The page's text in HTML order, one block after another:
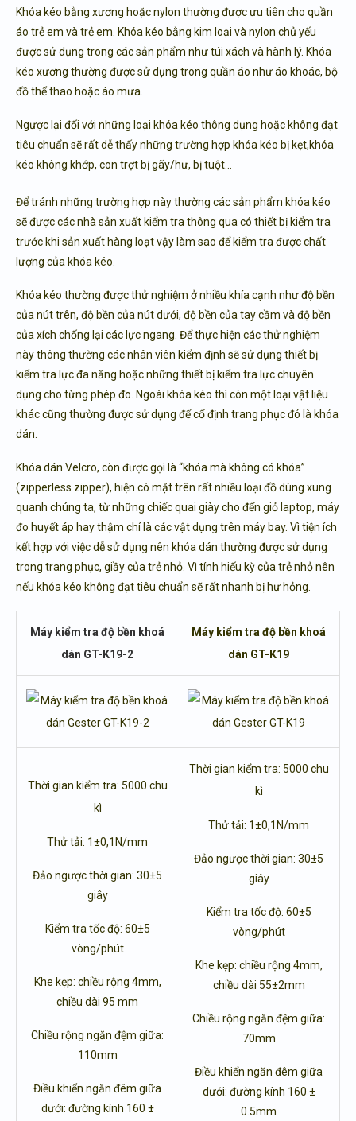
Khóa kéo bằng xương hoặc nylon thường được ưu tiên cho quần
áo trẻ em và trẻ em. Khóa kéo bằng kim loại và nylon chủ yếu
được sử dụng trong các sản phẩm như túi xách và hành lý. Khóa
kéo xương thường được sử dụng trong quần áo như áo khoác, bộ
đồ thể thao hoặc áo mưa.
Ngược lại đối với những loại khóa kéo thông dụng hoặc không đạt
tiêu chuẩn sẽ rất dễ thấy những trường hợp khóa kéo bị kẹt,khóa
kéo không khớp, con trợt bị gãy/hư, bị tuột…
Để tránh những trường hợp này thường các sản phẩm khóa kéo
sẽ được các nhà sản xuất kiểm tra thông qua có thiết bị kiểm tra
trước khi sản xuất hàng loạt vậy làm sao để kiểm tra được chất
lượng của khóa kéo.
Khóa kéo thường được thử nghiệm ở nhiều khía cạnh như độ bền
của nút trên, độ bền của nút dưới, độ bền của tay cầm và độ bền
của xích chống lại các lực ngang. Để thực hiện các thử nghiệm
này thông thường các nhân viên kiểm định sẽ sử dụng thiết bị
kiểm tra lực đa năng hoặc những thiết bị kiểm tra lực chuyên
dụng cho từng phép đo. Ngoài khóa kéo thì còn một loại vật liệu
khác cũng thường được sử dụng để cố định trang phục đó là khóa
dán.
Khóa dán Velcro, còn được gọi là “khóa mà không có khóa”
(zipperless zipper), hiện có mặt trên rất nhiều loại đồ dùng xung
quanh chúng ta, từ những chiếc quai giày cho đến giỏ laptop, máy
đo huyết áp hay thậm chí là các vật dụng trên máy bay. Vì tiện ích
kết hợp với việc dễ sử dụng nên khóa dán thường được sử dụng
trong trang phục, giầy của trẻ nhỏ. Vì tính hiếu kỳ của trẻ nhỏ nên
nếu khóa kéo không đạt tiêu chuẩn sẽ rất nhanh bị hư hỏng.
Máy kiểm tra độ bền khoá
dán GT-K19-2
Máy kiểm tra độ bền khoá
dán GT-K19
Thời gian kiểm tra: 5000 chu
kì
Thử tải: 1±0,1N/mm
Đảo ngược thời gian: 30±5
giây
Kiểm tra tốc độ: 60±5
vòng/phút
Khe kẹp: chiều rộng 4mm,
chiều dài 95 mm
Chiều rộng ngăn đệm giữa:
110mm
Điều khiển ngăn đêm giữa
dưới: đường kính 160 ±
Thời gian kiểm tra: 5000 chu
kì
Thử tải: 1±0,1N/mm
Đảo ngược thời gian: 30±5
giây
Kiểm tra tốc độ: 60±5
vòng/phút
Khe kẹp: chiều rộng 4mm,
chiều dài 55±2mm
Chiều rộng ngăn đệm giữa:
70mm
Điều khiển ngăn đêm giữa
dưới: đường kính 160 ±
0.5mm